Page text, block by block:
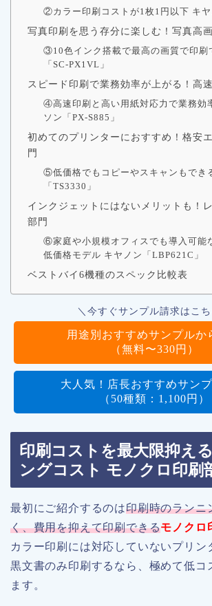
②カラー印刷コストが1枚1円以下 キヤ
写真印刷を思う存分に楽しむ！写真高
③10色インク搭載で最高の画質で印刷
「SC-PX1VL」
スピード印刷で業務効率が上がる！高
④高速印刷と高い用紙対応力で業務効
ソン「PX-S885」
初めてのプリンターにおすすめ！格安
門
⑤低価格でもコピーやスキャンもでき
「TS3330」
インクジェットにはないメリットも！
部門
⑥家庭や小規模オフィスでも導入可能
低価格モデル キヤノン「LBP621C」
ベストバイ6機種のスペック比較表
＼今すぐサンプル請求はこち
用途別おすすめサンプルか
（無料〜330円）
大人気！店長おすすめサン
（50種類：1,100円）
印刷コストを最大限抑え
ングコスト モノクロ印刷
最初にご紹介するのは印刷時のランニ
く、費用を抑えて印刷できるモノクロ
カラー印刷には対応していないプリン
黒文書のみ印刷するなら、極めて低コ
ます。